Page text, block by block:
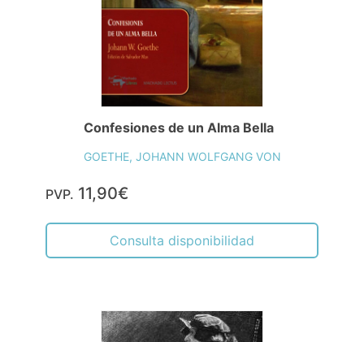
Confesiones de un Alma Bella
GOETHE, JOHANN WOLFGANG VON
PVP. 11,90€
Consulta disponibilidad